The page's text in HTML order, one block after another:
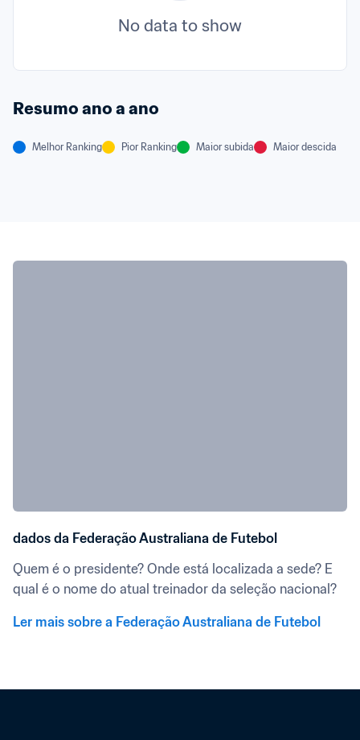
No data to show
Resumo ano a ano
Melhor Ranking Pior Ranking Maior subida Maior descida
dados da Federação Australiana de Futebol
Quem é o presidente? Onde está localizada a sede? E
qual é o nome do atual treinador da seleção nacional?
Ler mais sobre a Federação Australiana de Futebol